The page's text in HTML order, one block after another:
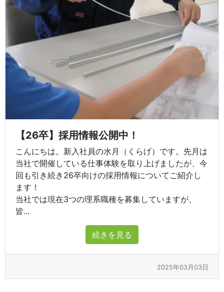
【26卒】採用情報公開中！
こんにちは。新入社員の水月（くらげ）です。先月は
当社で開催している仕事体験を取り上げましたが、今
回も引き続き26卒向けの採用情報についてご紹介し
ます！
当社では現在3つの理系職種を募集していますが、
皆...
続きを見る
2025年03月03日